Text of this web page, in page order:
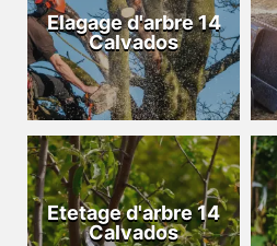
Elagage d'arbre 14
Calvados
Etetage d'arbre 14
Calvados